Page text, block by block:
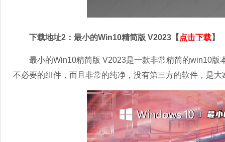
下载地址2：最小的Win10精简版 V2023【 点击下载】
最小的Win10精简版 V2023是一款非常精简的win10版
不必要的组件，而且非常的纯净，没有第三方的软件，是